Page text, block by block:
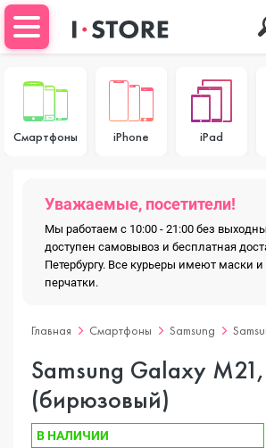
Смартфоны iPhone iPad
Уважаемые, посетители!
Мы работаем с 10:00 - 21:00 без
доступен самовывоз и бесплатная
Петербургу. Все курьеры имеют маски
перчатки.
Главная Смартфоны Samsung
Samsung Galaxy
(бирюзовый)
В НАЛИЧИИ